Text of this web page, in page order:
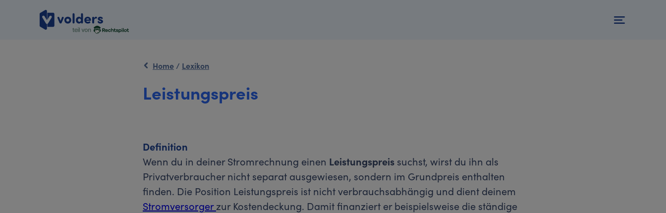
Home / Lexikon
Leistungspreis
Definition
Wenn du in deiner Stromrechnung einen Leistungspreis suchst, wirst du ihn als
Privatverbraucher nicht separat ausgewiesen, sondern im Grundpreis enthalten
finden. Die Position Leistungspreis ist nicht verbrauchsabhängig und dient deinem
Stromversorgerzur Kostendeckung. Damit finanziert er beispielsweise die ständige